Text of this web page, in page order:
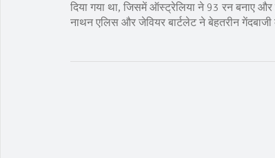
दिया गया था, जिसमें ऑस्ट्रेलिया ने 93 रन बनाए
नाथन एलिस और जेवियर बार्टलेट ने बेहतरीन गेंदबाजी